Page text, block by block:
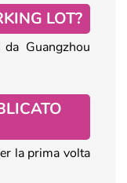
LOT?
Guangzhou
la prima volta